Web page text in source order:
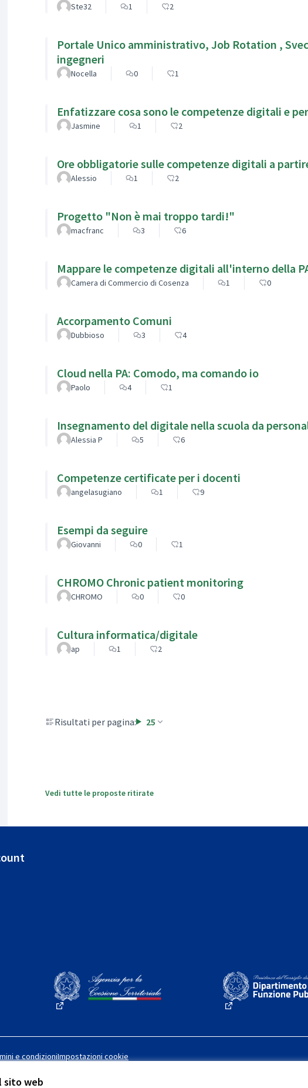
sito web
Ste32 1 2
Portale Unico amministrativo, Job Rotation ,
ingegneri
Nocella 0 1
Enfatizzare cosa sono le competenze digitali e
Jasmine 1 2
Ore obbligatorie sulle competenze digitali a
Alessio 1 2
Progetto "Non è mai troppo tardi!"
macfranc 3 6
Mappare le competenze digitali all'interno della
Camera di Commercio di Cosenza 1 0
Accorpamento Comuni
Dubbioso 3 4
Cloud nella PA: Comodo, ma comando io
Paolo 4 1
Insegnamento del digitale nella scuola da
Alessia P 5 6
Competenze certificate per i docenti
angelasugiano 1 9
Esempi da seguire
Giovanni 0 1
CHROMO Chronic patient monitoring
CHROMO 0 0
Cultura informatica/digitale
ap 1 2
Risultati per pagina: 25
Vedi tutte le proposte ritirate
e condizioniImpostazioni cookie